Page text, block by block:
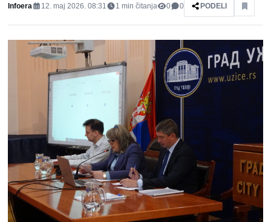
Infoera 12. maj 2026. 08:31 1 min čitanja 0 0 PODELI